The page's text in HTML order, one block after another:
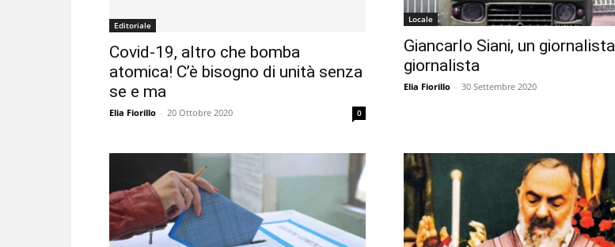
Editoriale
Covid-19, altro che bomba
atomica! C’è bisogno di unità senza
se e ma
Elia Fiorillo - 20 Ottobre 2020 0
Locale
Giancarlo Siani, un giornalista
giornalista
Elia Fiorillo - 30 Settembre 2020